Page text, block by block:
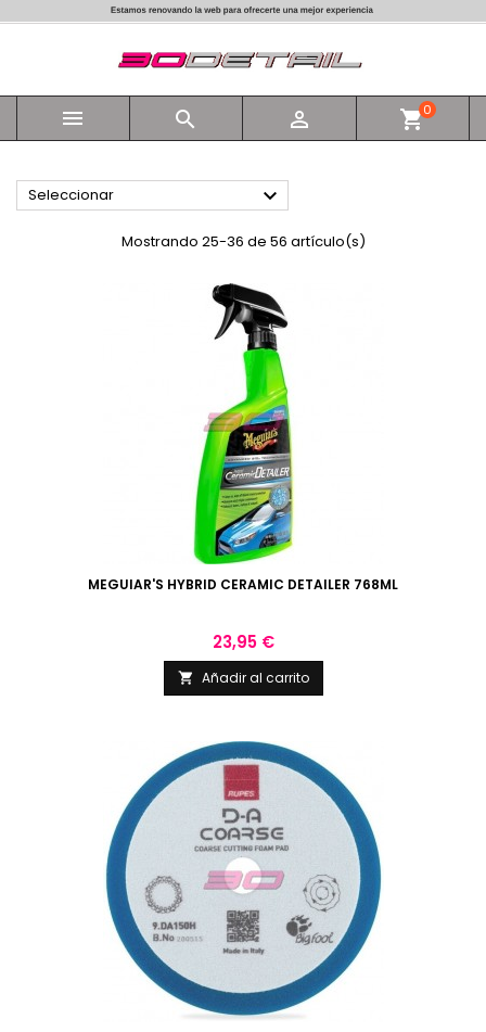
   shopping_cart0
Seleccionar 
Mostrando 25-36 de 56 artículo(s)
MEGUIAR'S HYBRID CERAMIC DETAILER 768ML
Precio
23,95 €
 Añadir al carrito